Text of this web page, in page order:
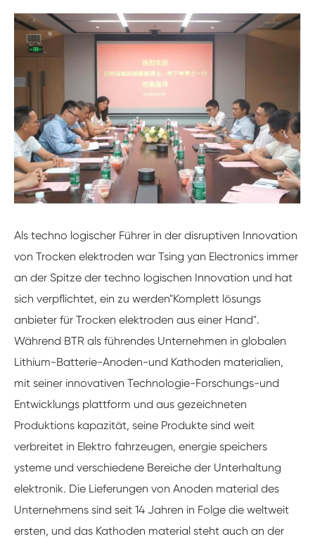
Als techno logischer Führer in der disruptiven Innovation
von Trocken elektroden war Tsing yan Electronics immer
an der Spitze der techno logischen Innovation und hat
sich verpflichtet, ein zu werden"Komplett lösungs
anbieter für Trocken elektroden aus einer Hand".
Während BTR als führendes Unternehmen in globalen
Lithium-Batterie-Anoden-und Kathoden materialien,
mit seiner innovativen Technologie-Forschungs-und
Entwicklungs plattform und aus gezeichneten
Produktions kapazität, seine Produkte sind weit
verbreitet in Elektro fahrzeugen, energie speichers
ysteme und verschiedene Bereiche der Unterhaltung
elektronik. Die Lieferungen von Anoden material des
Unternehmens sind seit 14 Jahren in Folge die weltweit
ersten, und das Kathoden material steht auch an der